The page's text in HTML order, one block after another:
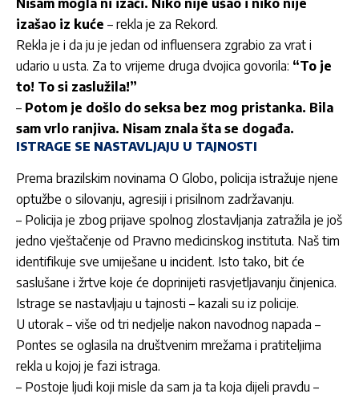
Nisam mogla ni izaći. Niko nije ušao i niko nije
izašao iz kuće – rekla je za Rekord.
Rekla je i da ju je jedan od influensera zgrabio za vrat i
udario u usta. Za to vrijeme druga dvojica govorila: “To je
to! To si zaslužila!”
– Potom je došlo do seksa bez mog pristanka. Bila
sam vrlo ranjiva. Nisam znala šta se događa.
ISTRAGE SE NASTAVLJAJU U TAJNOSTI
Prema brazilskim novinama O Globo, policija istražuje njene
optužbe o silovanju, agresiji i prisilnom zadržavanju.
– Policija je zbog prijave spolnog zlostavljanja zatražila je još
jedno vještačenje od Pravno medicinskog instituta. Naš tim
identifikuje sve umiješane u incident. Isto tako, bit će
saslušane i žrtve koje će doprinijeti rasvjetljavanju činjenica.
Istrage se nastavljaju u tajnosti – kazali su iz policije.
U utorak – više od tri nedjelje nakon navodnog napada –
Pontes se oglasila na društvenim mrežama i pratiteljima
rekla u kojoj je fazi istraga.
– Postoje ljudi koji misle da sam ja ta koja dijeli pravdu –